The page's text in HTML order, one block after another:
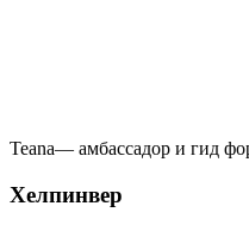
Teana— амбассадор и гид
Хелпинвер